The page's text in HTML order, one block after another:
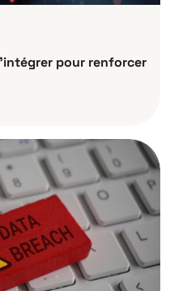
pour renforcer